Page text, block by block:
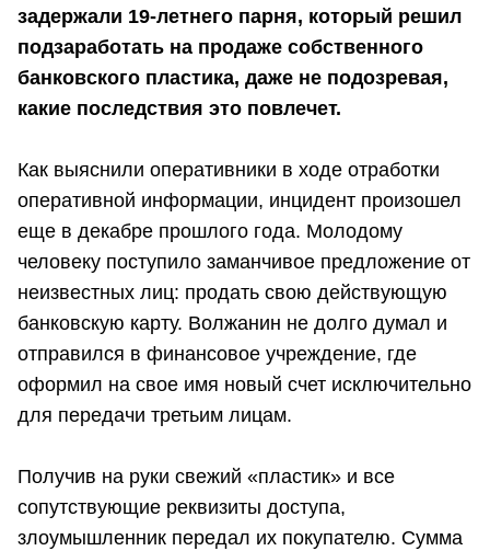
задержали 19-летнего парня, который решил
подзаработать на продаже собственного
банковского пластика, даже не подозревая,
какие последствия это повлечет.
Как выяснили оперативники в ходе отработки
оперативной информации, инцидент произошел
еще в декабре прошлого года. Молодому
человеку поступило заманчивое предложение от
неизвестных лиц: продать свою действующую
банковскую карту. Волжанин не долго думал и
отправился в финансовое учреждение, где
оформил на свое имя новый счет исключительно
для передачи третьим лицам.
Получив на руки свежий «пластик» и все
сопутствующие реквизиты доступа,
злоумышленник передал их покупателю. Сумма